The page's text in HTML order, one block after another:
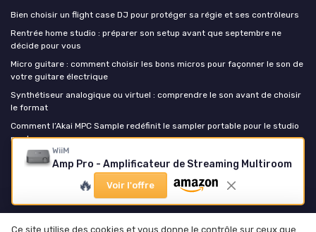
WiiM
Amp Pro - Amplificateur de Streaming Multiroom
🔥 Voir l'offre
Bien choisir un flight case DJ pour protéger sa régie et ses contrôleurs
Rentrée home studio : préparer son setup avant que septembre ne
décide pour vous
Micro guitare : comment choisir les bons micros pour façonner le son de
votre guitare électrique
Synthétiseur analogique ou virtuel : comprendre le son avant de choisir
le format
Comment l’Akai MPC Sample redéfinit le sampler portable pour le studio
moderne
Ce site utilise des cookies et vous donne le contrôle sur ceux que